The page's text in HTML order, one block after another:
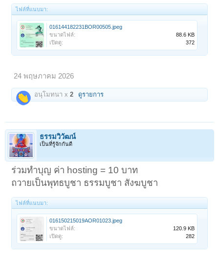
ไฟล์ที่แนบมา:
016144182231BOR00505.jpeg
ขนาดไฟล์:
88.6 KB
เปิดดู:
372
24 พฤษภาคม 2026
อนุโมทนา x2 ดูรายการ
ธรรมวิวัฒน์
เป็นที่รู้จักกันดี
ร่วมทำบุญ ค่า hosting = 10 บาท
ถวายเป็นพุทธบูชา ธรรมบูชา สังฆบูชา
ไฟล์ที่แนบมา:
016150215019AOR01023.jpeg
ขนาดไฟล์:
120.9 KB
เปิดดู:
282